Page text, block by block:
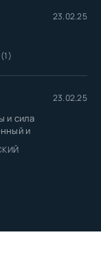
23.02.25
23.02.25
и сила
и